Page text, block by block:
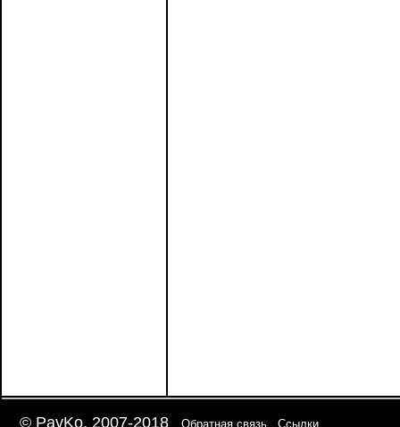
© PavKo, 2007-2018 Обратная связь Ссылки